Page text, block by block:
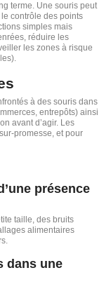
terme. Une souris peut
contrôle des points
simples mais
réduire les
les zones à risque
à des souris dans
entrepôts) ainsi
avant d’agir. Les
promesse, et pour
présence
taille, des bruits
alimentaires
dans une